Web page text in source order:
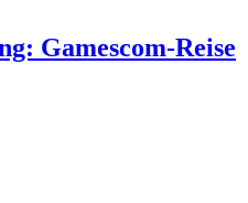
Gamescom-Reise